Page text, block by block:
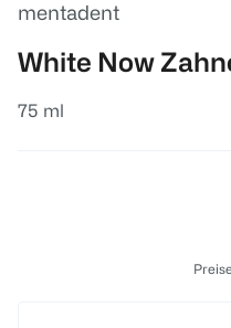
mentadent
White Now
75 ml